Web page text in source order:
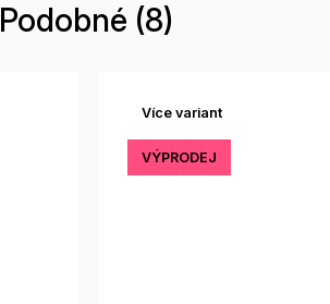
Podobné (8)
Více variant
VÝPRODEJ